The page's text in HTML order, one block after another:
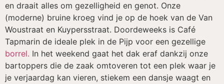
en draait alles om gezelligheid en genot. Onze
(moderne) bruine kroeg vind je op de hoek van de Van
Woustraat en Kuypersstraat. Doordeweeks is Café
Tapmarin de ideale plek in de Pijp voor een gezellige
borrel. In het weekend gaat het dak eraf dankzij onze
bartoppers die de zaak omtoveren tot een plek waar je
je verjaardag kan vieren, stiekem een dansje waagt en